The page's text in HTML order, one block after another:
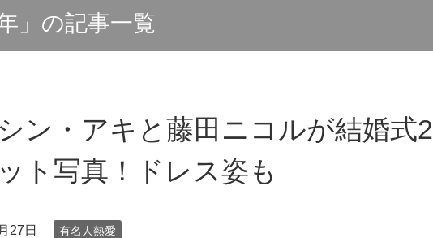
」の記事一覧
ン・アキと藤田ニコルが結婚式2
ト写真！ドレス姿も
27日 有名人熱愛